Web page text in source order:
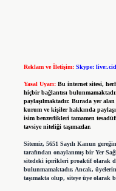
Reklam ve İletişim: Skype:
Yasal Uyarı: Bu internet sitesi,
hiçbir bağlantısı
paylaşılmaktadır. Burada yer
kurum ve kişiler hakkında
isim benzerlikleri tamamen
tavsiye niteliği taşımazlar.
Sitemiz, 5651 Sayılı Kanun
tarafından onaylanmış bir Yer
sitedeki içerikleri proaktif olarak
bulunmamaktadır. Ancak,
taşımakta olup, siteye üye olarak